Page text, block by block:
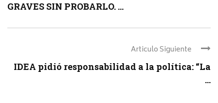
GRAVES SIN PROBARLO. ...
Articulo Siguiente
IDEA pidió responsabilidad a la política: “La
...